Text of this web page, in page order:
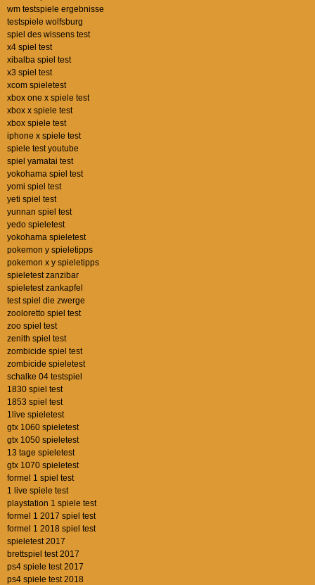
wm testspiele ergebnisse
testspiele wolfsburg
spiel des wissens test
x4 spiel test
xibalba spiel test
x3 spiel test
xcom spieletest
xbox one x spiele test
xbox x spiele test
xbox spiele test
iphone x spiele test
spiele test youtube
spiel yamatai test
yokohama spiel test
yomi spiel test
yeti spiel test
yunnan spiel test
yedo spieletest
yokohama spieletest
pokemon y spieletipps
pokemon x y spieletipps
spieletest zanzibar
spieletest zankapfel
test spiel die zwerge
zooloretto spiel test
zoo spiel test
zenith spiel test
zombicide spiel test
zombicide spieletest
schalke 04 testspiel
1830 spiel test
1853 spiel test
1live spieletest
gtx 1060 spieletest
gtx 1050 spieletest
13 tage spieletest
gtx 1070 spieletest
formel 1 spiel test
1 live spiele test
playstation 1 spiele test
formel 1 2017 spiel test
formel 1 2018 spiel test
spieletest 2017
brettspiel test 2017
ps4 spiele test 2017
ps4 spiele test 2018